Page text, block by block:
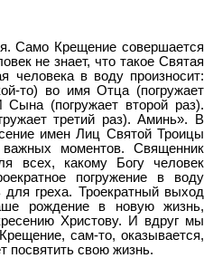
Само Крещение совершается
не знает, что такое Святая
человека в воду произносит:
то) во имя Отца (погружает
(погружает второй раз).
третий раз). Аминь». В
имен Лиц Святой Троицы
моментов. Священник
всех, какому Богу человек
погружение в воду
греха. Троекратный выход
рождение в новую жизнь,
Христову. И вдруг мы
сам-то, оказывается,
посвятить свою жизнь.